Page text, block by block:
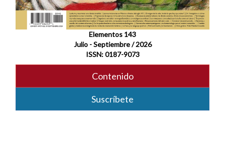
Elementos 143
Julio - Septiembre / 2026
ISSN: 0187-9073
Contenido
Suscríbete